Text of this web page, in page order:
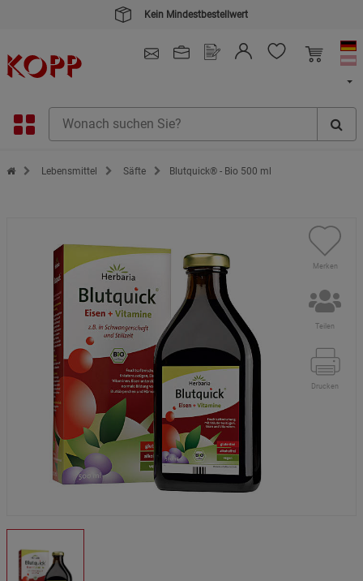
Kein Mindestbestellwert
Zur Startseite des Kopp Verlag Online-Shop
Lebensmittel Säfte Blutquick® - Bio 500 ml
Merken
Teilen
Drucken